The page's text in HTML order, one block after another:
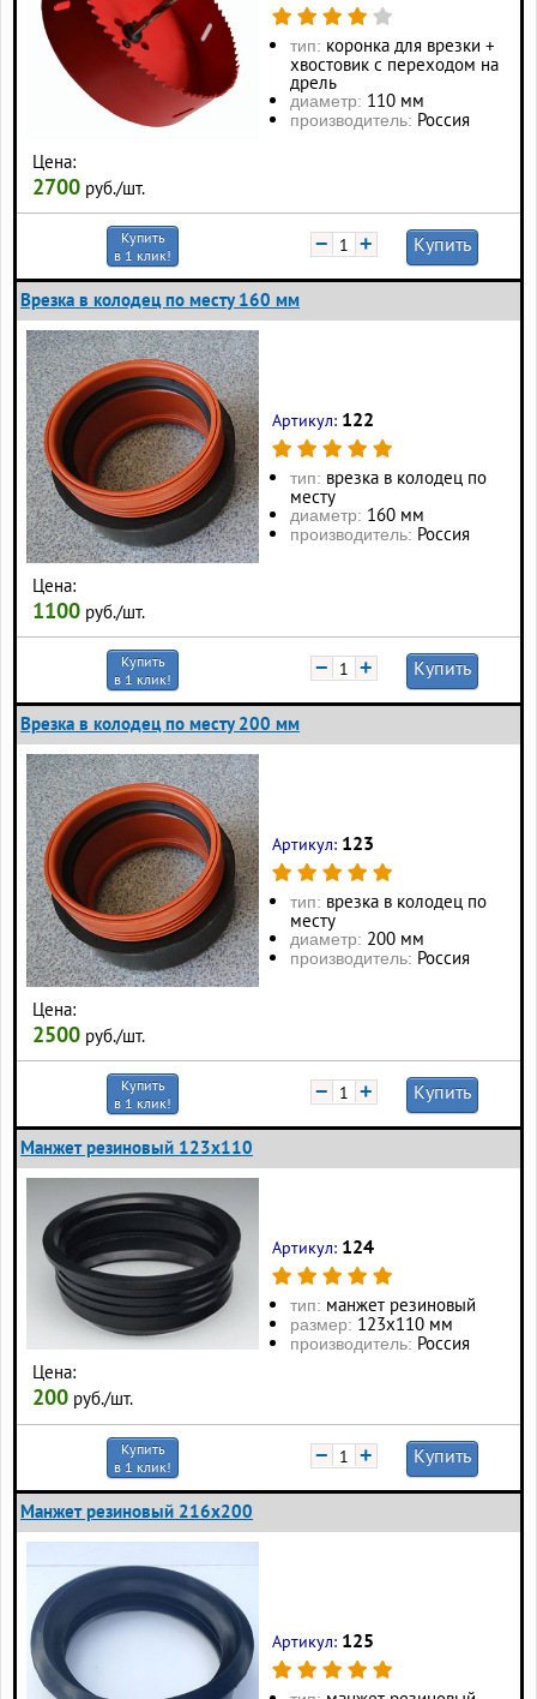
Цена:
2700 руб./шт.
тип: коронка для врезки +
хвостовик с переходом на
дрель
диаметр: 110 мм
производитель: Россия
Купить
в 1 клик!
− + Купить
Врезка в колодец по месту 160 мм
Цена:
1100 руб./шт.
Артикул: 122
тип: врезка в колодец по
месту
диаметр: 160 мм
производитель: Россия
Купить
в 1 клик!
− + Купить
Врезка в колодец по месту 200 мм
Цена:
2500 руб./шт.
Артикул: 123
тип: врезка в колодец по
месту
диаметр: 200 мм
производитель: Россия
Купить
в 1 клик!
− + Купить
Манжет резиновый 123х110
Цена:
200 руб./шт.
Артикул: 124
тип: манжет резиновый
размер: 123х110 мм
производитель: Россия
Купить
в 1 клик!
− + Купить
Манжет резиновый 216х200
Артикул: 125